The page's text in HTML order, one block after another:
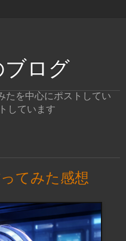
ブログ
たを中心にポストしてい
しています
てみた感想